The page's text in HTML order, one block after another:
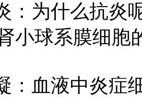
为什么抗炎呢
小球系膜细胞
血液中炎症细